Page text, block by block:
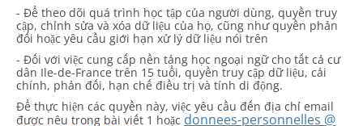
- Để theo dõi quá trình học tập của người dùng, quyền truy
cập, chỉnh sửa và xóa dữ liệu của họ, cũng như quyền phản
đối hoặc yêu cầu giới hạn xử lý dữ liệu nói trên
- Đối với việc cung cấp nền tảng học ngoại ngữ cho tất cả cư
dân Ile-de-France trên 15 tuổi, quyền truy cập dữ liệu, cải
chính, phản đối, hạn chế điều trị và tính di động.
Để thực hiện các quyền này, việc yêu cầu đến địa chỉ email
được nêu trong bài viết 1 hoặc donnees-personnelles @